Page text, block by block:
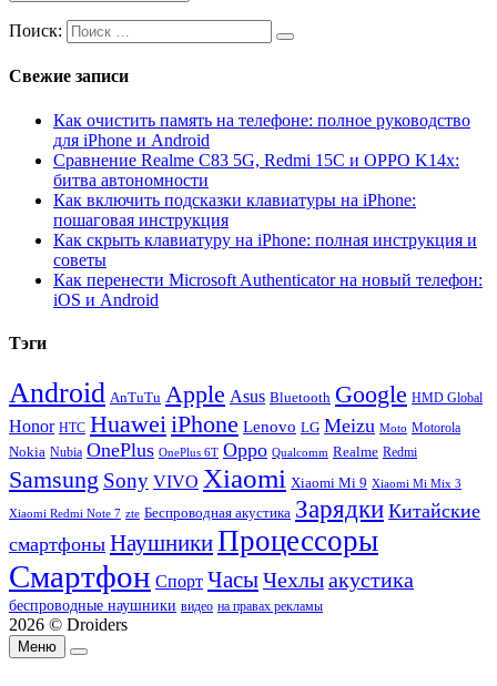
Поиск:
Свежие записи
Как очистить память на телефоне: полное руководство
для iPhone и Android
Сравнение Realme C83 5G, Redmi 15C и OPPO K14x:
битва автономности
Как включить подсказки клавиатуры на iPhone:
пошаговая инструкция
Как скрыть клавиатуру на iPhone: полная инструкция и
советы
Как перенести Microsoft Authenticator на новый телефон:
iOS и Android
Тэги
Android AnTuTu Apple Asus Bluetooth Google HMD Global
Honor HTC HuaweiiPhone Lenovo LG Meizu Moto Motorola
Nokia Nubia OnePlus OnePlus 6T Oppo Qualcomm Realme Redmi
Samsung Sony VIVO Xiaomi Xiaomi Mi 9 Xiaomi Mi Mix 3
Xiaomi Redmi Note 7 zte Беспроводная акустика Зарядки Китайские
смартфоны НаушникиПроцессоры
Смартфон Спорт ЧасыЧехлыакустика
беспроводные наушники видео на правах рекламы
2026 © Droiders
Меню